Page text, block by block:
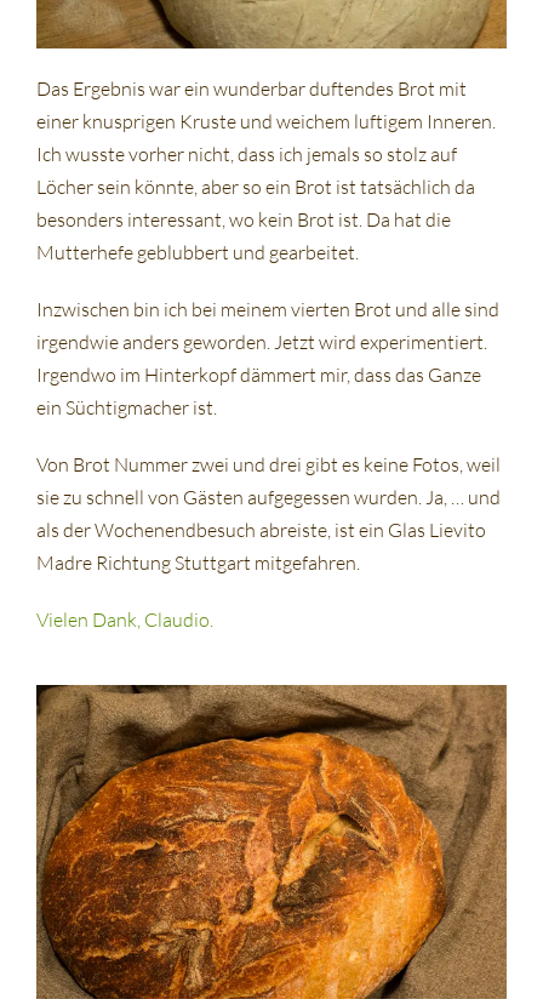
Das Ergebnis war ein wunderbar duftendes Brot mit
einer knusprigen Kruste und weichem luftigem Inneren.
Ich wusste vorher nicht, dass ich jemals so stolz auf
Löcher sein könnte, aber so ein Brot ist tatsächlich da
besonders interessant, wo kein Brot ist. Da hat die
Mutterhefe geblubbert und gearbeitet.
Inzwischen bin ich bei meinem vierten Brot und alle sind
irgendwie anders geworden. Jetzt wird experimentiert.
Irgendwo im Hinterkopf dämmert mir, dass das Ganze
ein Süchtigmacher ist.
Von Brot Nummer zwei und drei gibt es keine Fotos, weil
sie zu schnell von Gästen aufgegessen wurden. Ja, … und
als der Wochenendbesuch abreiste, ist ein Glas Lievito
Madre Richtung Stuttgart mitgefahren.
Vielen Dank, Claudio.